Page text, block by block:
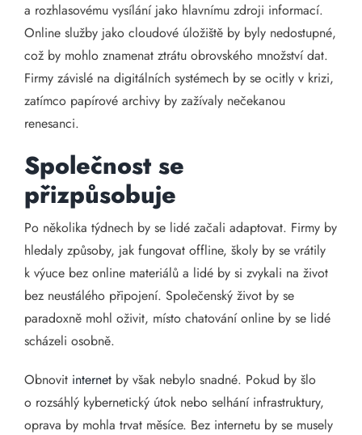
a rozhlasovému vysílání jako hlavnímu zdroji informací.
Online služby jako cloudové úložiště by byly nedostupné,
což by mohlo znamenat ztrátu obrovského množství dat.
Firmy závislé na digitálních systémech by se ocitly v krizi,
zatímco papírové archivy by zažívaly nečekanou
renesanci.
Společnost se
přizpůsobuje
Po několika týdnech by se lidé začali adaptovat. Firmy by
hledaly způsoby, jak fungovat offline, školy by se vrátily
k výuce bez online materiálů a lidé by si zvykali na život
bez neustálého připojení. Společenský život by se
paradoxně mohl oživit, místo chatování online by se lidé
scházeli osobně.
Obnovit internet by však nebylo snadné. Pokud by šlo
o rozsáhlý kybernetický útok nebo selhání infrastruktury,
oprava by mohla trvat měsíce. Bez internetu by se musely